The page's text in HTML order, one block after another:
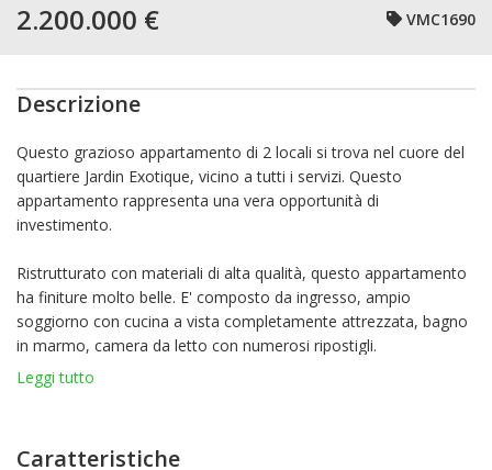
2.200.000 € VMC1690
Descrizione
Questo grazioso appartamento di 2 locali si trova nel cuore del
quartiere Jardin Exotique, vicino a tutti i servizi. Questo
appartamento rappresenta una vera opportunità di
investimento.
Ristrutturato con materiali di alta qualità, questo appartamento
ha finiture molto belle. E' composto da ingresso, ampio
soggiorno con cucina a vista completamente attrezzata, bagno
in marmo, camera da letto con numerosi ripostigli.
L'appartamento è dotato di aria condizionata.
Leggi tutto
Caratteristiche